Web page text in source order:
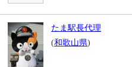
たま駅長代理
(和歌山県)